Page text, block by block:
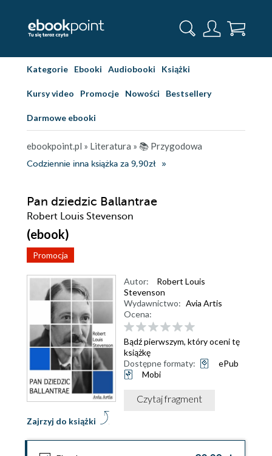
Kategorie Ebooki Audiobooki Książki
Kursy video Promocje Nowości Bestsellery
Darmowe ebooki
ebookpoint.pl » Literatura » 📚 Przygodowa
Codziennie inna książka za 9,90zł
Pan dziedzic Ballantrae
Robert Louis Stevenson
(ebook)
Promocja
Zajrzyj do książki
Autor:
Robert Louis
Stevenson
Wydawnictwo: Avia Artis
Ocena:
Bądź pierwszym, który oceni tę
książkę
Dostępne formaty:
ePub
Mobi
Czytaj fragment